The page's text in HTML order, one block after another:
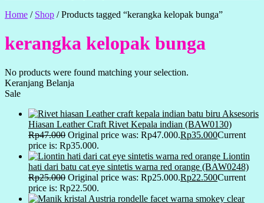
Home / Shop /Products tagged “kerangka kelopak bunga”
kerangka kelopak bunga
No products were found matching your selection.
Keranjang Belanja
Sale
Aksesoris
Hiasan Leather Craft Rivet Kepala indian (BAW0130)
Rp47.000 Original price was: Rp47.000.Rp35.000Current
price is: Rp35.000.
Liontin
hati dari batu cat eye sintetis warna red orange (BAW0248)
Rp25.000 Original price was: Rp25.000.Rp22.500Current
price is: Rp22.500.